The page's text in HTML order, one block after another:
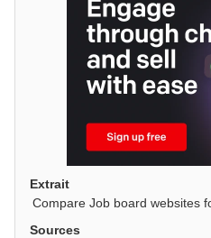
Extrait
Compare Job board websites
Sources